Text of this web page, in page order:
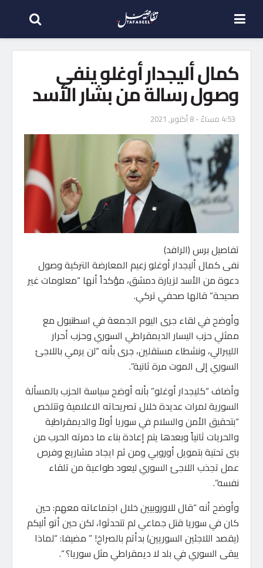
كمال أليجدار أوغلو ينفي
وصول رسالة من بشار الأسد
4:53 مساءً - 8 أكتوبر, 2021
تفاصيل برس (الرافد)
نفى كمال أليجدار أوغلو زعيم المعارضة التركية وصول
دعوة من الأسد لزيارة دمشق، مؤكداً أنها “معلومات غير
صحيحة” قالها صحفي تركي.
وأوضح في لقاء جرى اليوم الجمعة في اسطنبول مع
ممثلي حزب اليسار الديمقراطي السوري وحزب أحرار
الليبرالي، ونشطاء مستقلين، جرى بأنه “لن يرمي باللاجئ
السوري إلى الموت مرة ثانية”.
وأضاف “كليجدار أوغلو” بأنه أوضح سياسة الحزب بالمسألة
السورية لمرات عديدة خلال تصريحاته الاعلامية وتتلخص
“بتحقيق الأمن والسلام في سوريا أولاً والديمقراطية
والحريات ثانياً وبعدها يتم إعادة بناء ما دمرته الحرب من
بنى تحتية بتمويل أوروبي ومن ثم ايجاد مشاريع وفرص
عمل تجذب اللاجئ السوري ليعود طواعية من تلقاء
نفسه”.
وأوضح أنه “قال للاوروبيين خلال اجتماعاته معهم: حين
كان في سوريا قتل جماعي لم تتحدثوا، لكن حين أتو أليكم
(يقصد اللاجئين السوريين) بدأتم بالصراخ! ” مضيفا: “لماذا
يبقى السوري في بلد لا ديمقراطي مثل سوريا؟ “.